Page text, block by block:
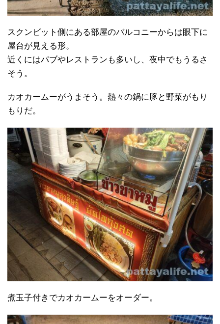
スクンビット側にある部屋のバルコニーからは眼下に
屋台が見える形。
近くにはパブやレストランも多いし、夜中でもうるさ
そう。
カオカームーがうまそう。熱々の鍋に豚と野菜がもり
もりだ。
煮玉子付きでカオカームーをオーダー。